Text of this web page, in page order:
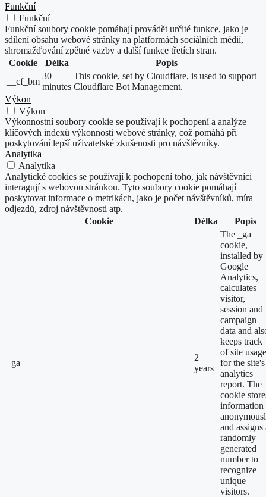
Funkční
Funkční
Funkční soubory cookie pomáhají provádět určité funkce, jako je
sdílení obsahu webové stránky na platformách sociálních médií,
shromažďování zpětné vazby a další funkce třetích stran.
Cookie
Délka
Popis
__cf_bm
30
minutes
This cookie, set by Cloudflare, is used to support
Cloudflare Bot Management.
Výkon
Výkon
Výkonnostní soubory cookie se používají k pochopení a analýze
klíčových indexů výkonnosti webové stránky, což pomáhá při
poskytování lepší uživatelské zkušenosti pro návštěvníky.
Analytika
Analytika
Analytické cookies se používají k pochopení toho, jak návštěvníci
interagují s webovou stránkou. Tyto soubory cookie pomáhají
poskytovat informace o metrikách, jako je počet návštěvníků, míra
odjezdů, zdroj návštěvnosti atp.
Cookie
Délka Popis
_ga
2
years
The _ga
cookie,
installed by
Google
Analytics,
calculates
visitor,
session and
campaign
data and
keeps track
of site usage
for the site's
analytics
report. The
cookie
information
and assigns
randomly
generated
number to
recognize
unique
visitors.